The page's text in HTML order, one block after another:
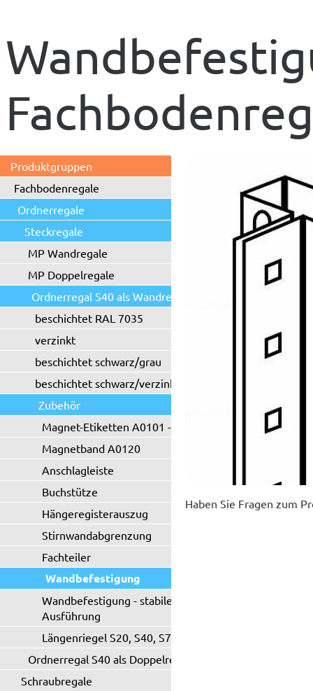
Produktgruppen
Fachbodenregale
Ordnerregale
Steckregale
MP Wandregale
MP Doppelregale
Ordnerregal S40 als Wandregal
beschichtet RAL 7035
verzinkt
beschichtet schwarz/grau
beschichtet schwarz/verzinkt
Zubehör
Magnet-Etiketten A0101 - A0102
Magnetband A0120
Anschlagleiste
Buchstütze
Hängeregisterauszug
Stirnwandabgrenzung
Fachteiler
Wandbefestigung
Wandbefestigung - stabile
Ausführung
Längenriegel S20, S40, S71
Ordnerregal S40 als Doppelregal
Schraubregale
Haben Sie Fragen zum